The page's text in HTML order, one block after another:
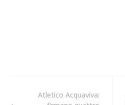
Atletico Acquaviva: